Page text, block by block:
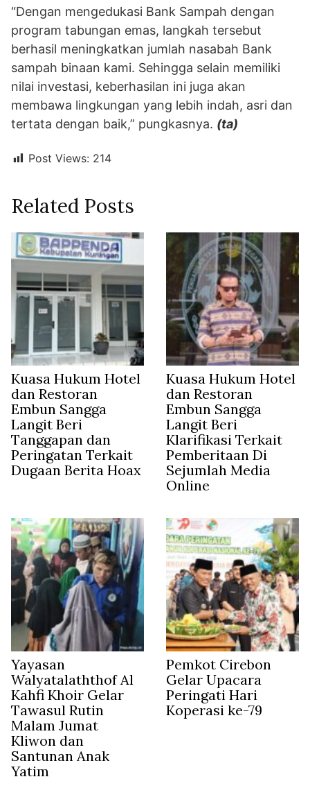
“Dengan mengedukasi Bank Sampah dengan
program tabungan emas, langkah tersebut
berhasil meningkatkan jumlah nasabah Bank
sampah binaan kami. Sehingga selain memiliki
nilai investasi, keberhasilan ini juga akan
membawa lingkungan yang lebih indah, asri dan
tertata dengan baik,” pungkasnya. (ta)
Post Views: 214
Related Posts
Kuasa Hukum Hotel
dan Restoran
Embun Sangga
Langit Beri
Tanggapan dan
Peringatan Terkait
Dugaan Berita Hoax
Kuasa Hukum Hotel
dan Restoran
Embun Sangga
Langit Beri
Klarifikasi Terkait
Pemberitaan Di
Sejumlah Media
Online
Yayasan
Walyatalaththof Al
Kahfi Khoir Gelar
Tawasul Rutin
Malam Jumat
Kliwon dan
Santunan Anak
Yatim
Pemkot Cirebon
Gelar Upacara
Peringati Hari
Koperasi ke-79